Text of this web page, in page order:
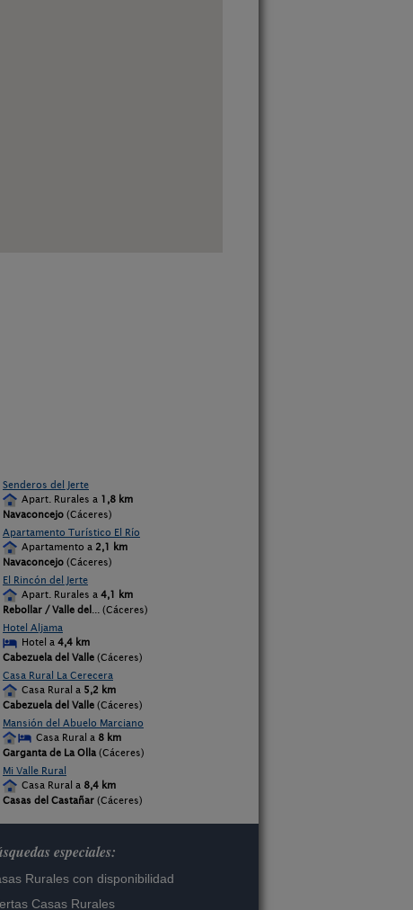
Senderos del Jerte
Apart. Rurales a 1,8 km
Navaconcejo (Cáceres)
Apartamento Turístico El Río
Apartamento a 2,1 km
Navaconcejo (Cáceres)
El Rincón del Jerte
Apart. Rurales a 4,1 km
Rebollar / Valle del ... (Cáceres)
Hotel Aljama
Hotel a 4,4 km
Cabezuela del Valle (Cáceres)
Casa Rural La Cerecera
Casa Rural a 5,2 km
Cabezuela del Valle (Cáceres)
Mansión del Abuelo Marciano
Casa Rural a 8 km
Garganta de La Olla (Cáceres)
Mi Valle Rural
Casa Rural a 8,4 km
Casas del Castañar (Cáceres)
especiales:
Rurales con disponibilidad
Casas Rurales